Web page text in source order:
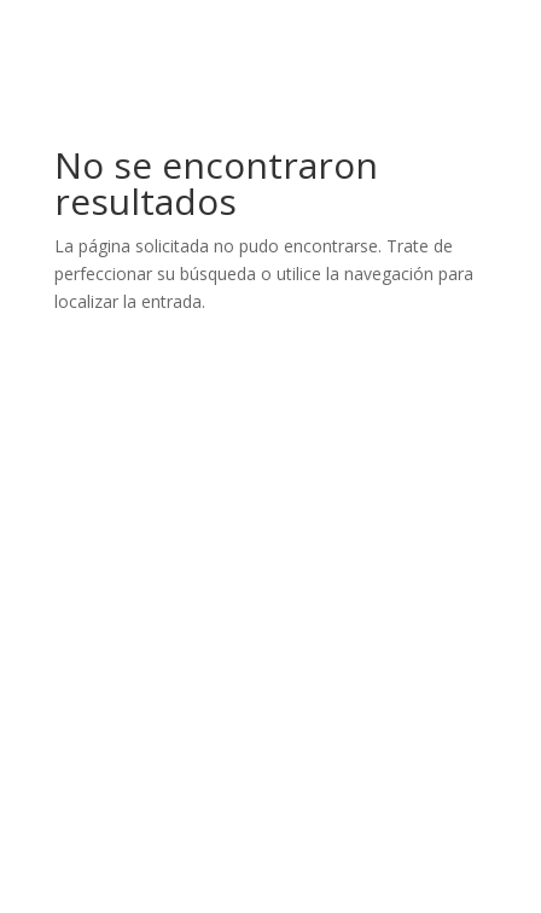
No se encontraron
resultados
La página solicitada no pudo encontrarse. Trate de
perfeccionar su búsqueda o utilice la navegación para
localizar la entrada.